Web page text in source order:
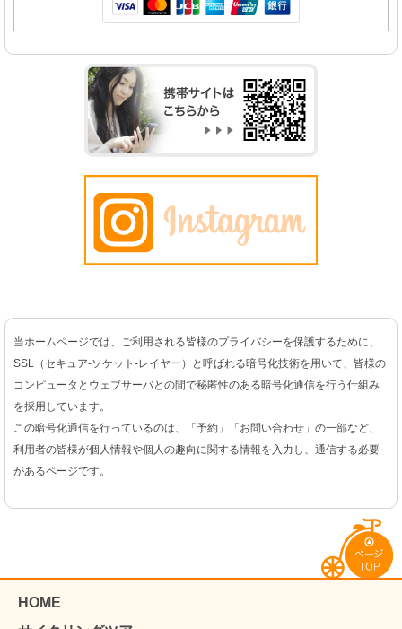
当ホームページでは、ご利用される皆様のプライバシーを保護するために、
SSL（セキュア-ソケット-レイヤー）と呼ばれる暗号化技術を用いて、皆様の
コンピュータとウェブサーバとの間で秘匿性のある暗号化通信を行う仕組み
を採用しています。
この暗号化通信を行っているのは、「予約」「お問い合わせ」の一部など、
利用者の皆様が個人情報や個人の趣向に関する情報を入力し、通信する必要
があるページです。
HOME